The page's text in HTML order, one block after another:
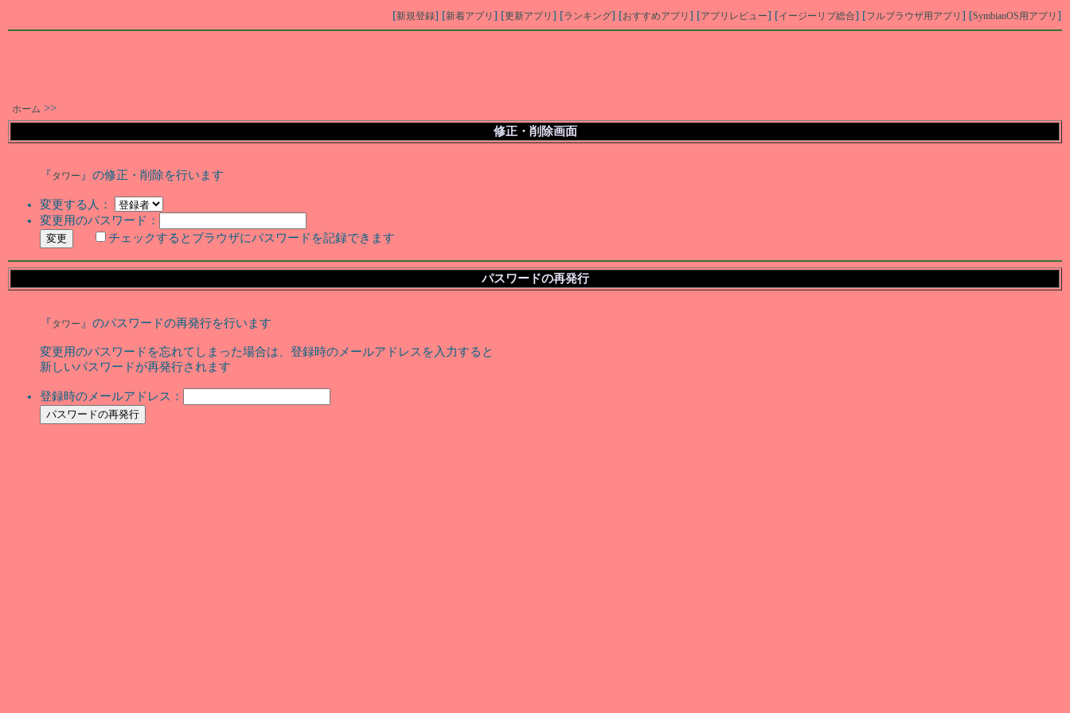
[新規登録] [新着アプリ ] [更新アプリ ] [ランキング] [おすすめアプリ ] [アプリレビュー] [イージーリブ総合] [フルブラウザ用アプリ ] [SymbianOS用アプリ ]
ホーム >>
修正・削除画面
『タワー 』の修正・削除を行います
変更する人：
変更用のパスワード：
チェックするとブラウザにパスワードを記録できます
パスワードの再発行
『タワー 』のパスワードの再発行を行います
変更用のパスワードを忘れてしまった場合は、登録時のメールアドレスを入力すると
新しいパスワードが再発行されます
登録時のメールアドレス：